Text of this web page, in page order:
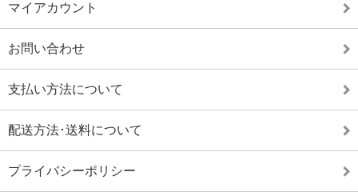
マイアカウント
お問い合わせ
支払い方法について
配送方法･送料について
プライバシーポリシー